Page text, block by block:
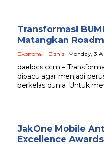
Transformasi
Matangkan
Ekonomi - Bisnis | Monday, 3
daelpos.com –
dipacu agar menjadi
berkelas dunia. Untuk
JakOne Mobile
Excellence